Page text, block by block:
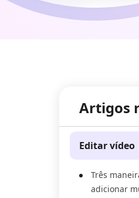
Artigos
Editar vídeo
Três
adicionar